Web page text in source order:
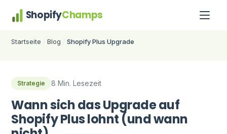
ShopifyChamps
Startseite Blog Shopify Plus Upgrade
Strategie 8 Min. Lesezeit
Wann sich das Upgrade auf
Shopify Plus lohnt (und wann